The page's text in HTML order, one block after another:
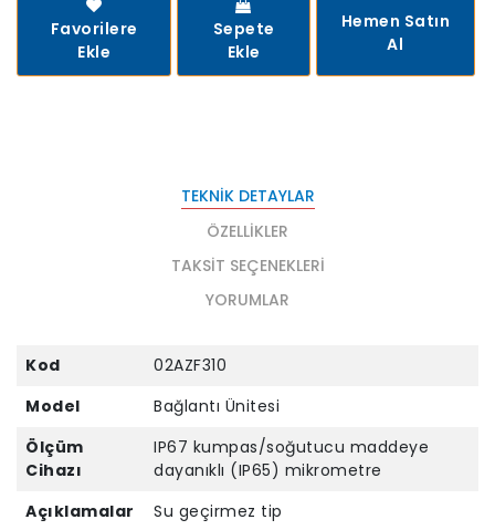
Favorilere
Ekle
Sepete
Ekle
Hemen Satın
Al
TEKNIK DETAYLAR
ÖZELLIKLER
TAKSIT SEÇENEKLERI
YORUMLAR
Kod
02AZF310
Model
Bağlantı Ünitesi
Ölçüm
Cihazı
IP67 kumpas/soğutucu maddeye
dayanıklı (IP65) mikrometre
Açıklamalar
Su geçirmez tip